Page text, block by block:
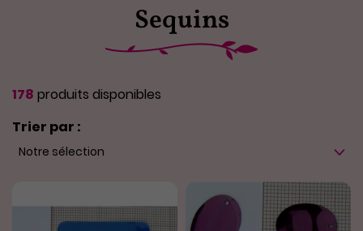
Sequins
178 produits disponibles
Trier par :